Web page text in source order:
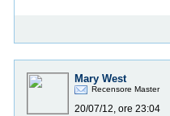
Mary West
Recensore Master
20/07/12, ore 23:04